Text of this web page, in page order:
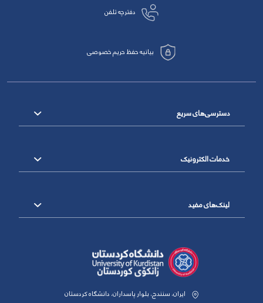
دفترچه تلفن
بیانیه حفظ حریم خصوصی
دسترسی‌های سریع
خدمات الکترونیک
لینک‌های مفید
ایران، سنندج، بلوار پاسداران، دانشگاه کردستان